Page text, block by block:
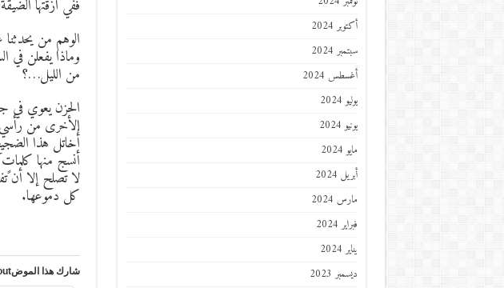
ففي أزقتها
الوهم من
وماذا يفعلن في
من الليل…؟
الحزن يعوي في
الأخرى من
أُخاتل هذا
أنسج منها
لا تصلح إلا أن
كل دموعها.
شارك هذا الموضhttps://web.facebook.com/afaqhorra/aboutوع:https://www.pinterest.com/?autologin=true
أكتوبر 2024
سبتمبر 2024
أغسطس 2024
يوليو 2024
يونيو 2024
مايو 2024
أبريل 2024
مارس 2024
فبراير 2024
يناير 2024
ديسمبر 2023